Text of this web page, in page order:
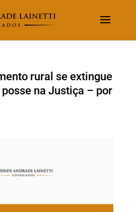
rural se extingue
na Justiça – por